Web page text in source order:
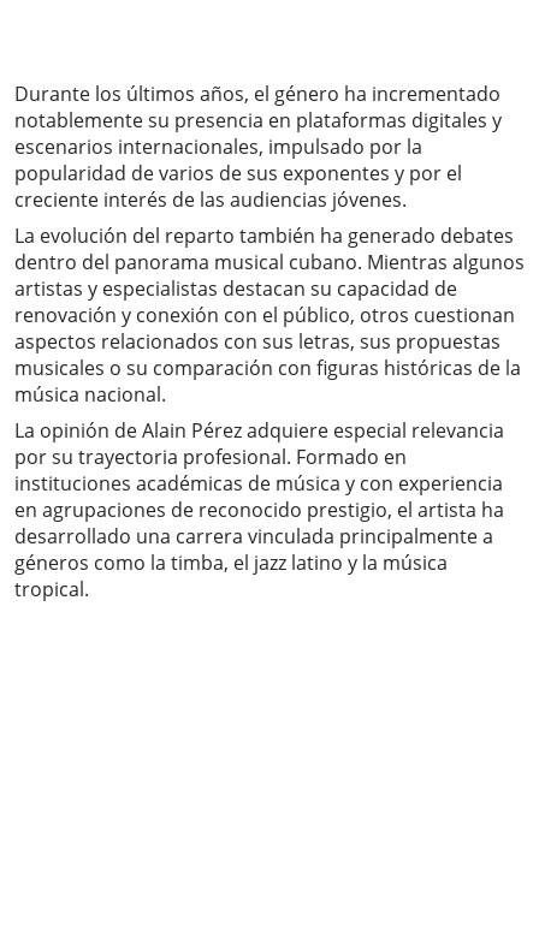
Durante los últimos años, el género ha incrementado
notablemente su presencia en plataformas digitales y
escenarios internacionales, impulsado por la
popularidad de varios de sus exponentes y por el
creciente interés de las audiencias jóvenes.
La evolución del reparto también ha generado debates
dentro del panorama musical cubano. Mientras algunos
artistas y especialistas destacan su capacidad de
renovación y conexión con el público, otros cuestionan
aspectos relacionados con sus letras, sus propuestas
musicales o su comparación con figuras históricas de la
música nacional.
La opinión de Alain Pérez adquiere especial relevancia
por su trayectoria profesional. Formado en
instituciones académicas de música y con experiencia
en agrupaciones de reconocido prestigio, el artista ha
desarrollado una carrera vinculada principalmente a
géneros como la timba, el jazz latino y la música
tropical.